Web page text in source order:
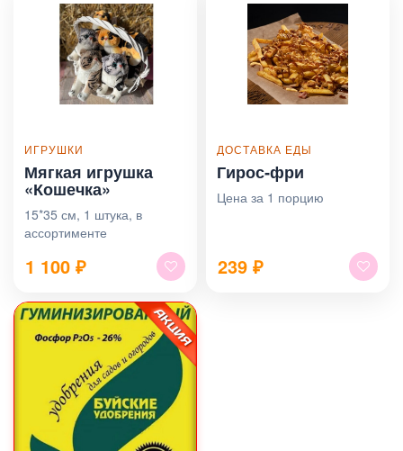
ИГРУШКИ
Мягкая игрушка
«Кошечка»
15*35 см, 1 штука, в
ассортименте
1 100 ₽
ДОСТАВКА ЕДЫ
Гирос‑фри
Цена за 1 порцию
239 ₽